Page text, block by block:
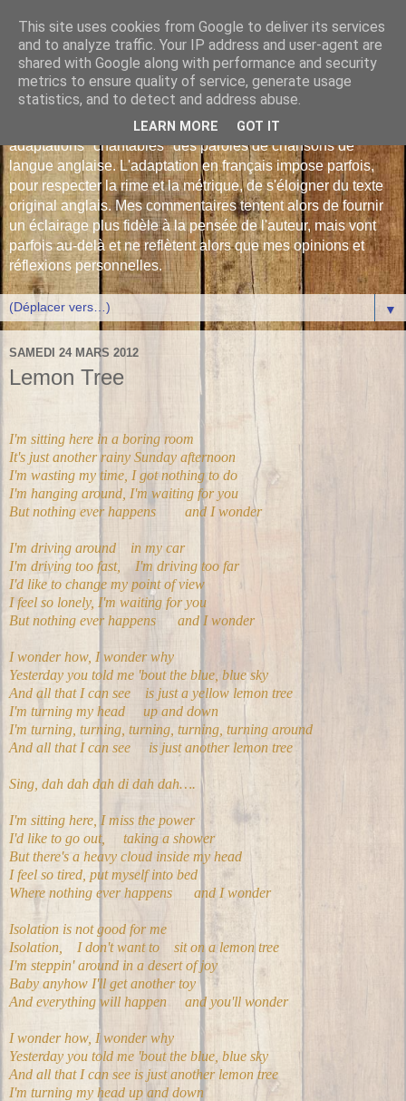
Les Monophonies de
Polyphrène
Versions françaises inédites : déjà plus de 510 traductions -
adaptations "chantables" des paroles de chansons de
langue anglaise. L'adaptation en français impose parfois,
pour respecter la rime et la métrique, de s'éloigner du texte
original anglais. Mes commentaires tentent alors de fournir
un éclairage plus fidèle à la pensée de l'auteur, mais vont
parfois au-delà et ne reflètent alors que mes opinions et
réflexions personnelles.
▼
SAMEDI 24 MARS 2012
Lemon Tree
I'm sitting here in a boring room
It's just another rainy Sunday afternoon
I'm wasting my time, I got nothing to do
I'm hanging around, I'm waiting for you
But nothing ever happens and I wonder
I'm driving around in my car
I'm driving too fast, I'm driving too far
I'd like to change my point of view
I feel so lonely, I'm waiting for you
But nothing ever happens and I wonder
I wonder how, I wonder why
Yesterday you told me 'bout the blue, blue sky
And all that I can see is just a yellow lemon tree
I'm turning my head up and down
I'm turning, turning, turning, turning, turning around
And all that I can see is just another lemon tree
Sing, dah dah dah di dah dah….
I'm sitting here, I miss the power
I'd like to go out, taking a shower
But there's a heavy cloud inside my head
I feel so tired, put myself into bed
Where nothing ever happens and I wonder
Isolation is not good for me
Isolation, I don't want to sit on a lemon tree
I'm steppin' around in a desert of joy
Baby anyhow I'll get another toy
And everything will happen and you'll wonder
I wonder how, I wonder why
Yesterday you told me 'bout the blue, blue sky
And all that I can see is just another lemon tree
I'm turning my head up and down
This site uses cookies from Google to deliver its services
and to analyze traffic. Your IP address and user-agent are
shared with Google along with performance and security
metrics to ensure quality of service, generate usage
statistics, and to detect and address abuse.
LEARN MORE GOT IT